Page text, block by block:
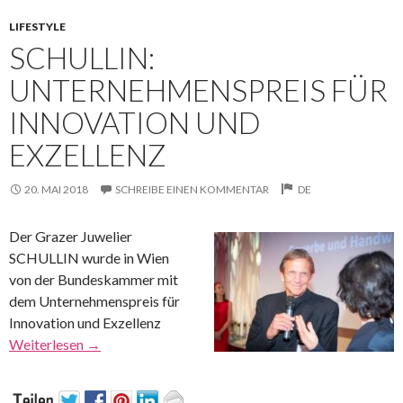
LIFESTYLE
SCHULLIN:
UNTERNEHMENSPREIS FÜR
INNOVATION UND
EXZELLENZ
20. MAI 2018 SCHREIBE EINEN KOMMENTAR DE
Der Grazer Juwelier
SCHULLIN wurde in Wien
von der Bundeskammer mit
dem Unternehmenspreis für
Innovation und Exzellenz
Weiterlesen →